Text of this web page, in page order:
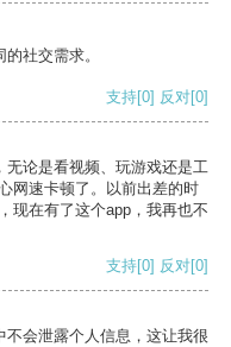
社交需求。
支持[0] 反对[0]
无论是看视频、玩游戏还是工
网速卡顿了。以前出差的时
现在有了这个app，我再也不
支持[0] 反对[0]
会泄露个人信息，这让我很